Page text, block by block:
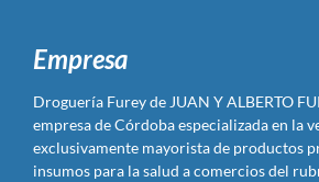
Empresa
Droguería Furey de JUAN Y ALBERTO
empresa de Córdoba especializada en la
exclusivamente mayorista de productos
insumos para la salud a comercios del